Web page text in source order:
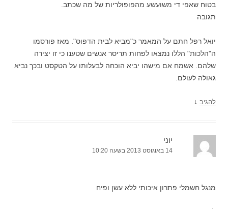
בטוח שאפי די משועשע מהפופולריות של מה שכתב.
תגובה
יואל רפל חתם על המאמר כ"מביא לבית הדפוס". מאז פורסמו
ה"הלכות" הללו נמצאו לפחות תריסר אנשים שטענו כי זו יצירה
שלהם. אשמח אם מישהו יביא הוכחה לבעלותו על הטקסט ובכך נביא
גאולה לעולם.
להגיב ↓
יוני
14 באוגוסט 2013 בשעה 10:20
מנגל חשמלי פתרון איכותי ללא עשן ופיח